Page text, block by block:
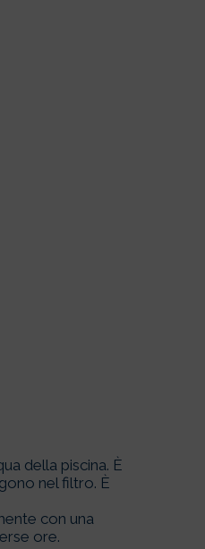
della piscina. È
nel filtro. È
con una
ore.